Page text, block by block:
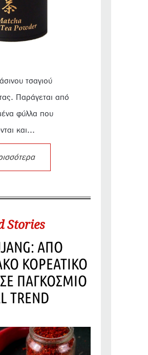
τσαγιού
Παράγεται από
φύλλα που
και...
Stories
ΑΠΟ
ΚΟΡΕΑΤΙΚΟ
ΠΑΓΚΟΣΜΙΟ
TREND